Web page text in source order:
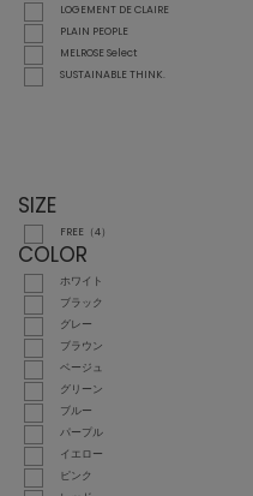
LOGEMENT DE CLAIRE
PLAIN PEOPLE
MELROSE Select
SUSTAINABLE THINK.
SIZE
FREE（4）
COLOR
ホワイト
ブラック
グレー
ブラウン
ベージュ
グリーン
ブルー
パープル
イエロー
ピンク